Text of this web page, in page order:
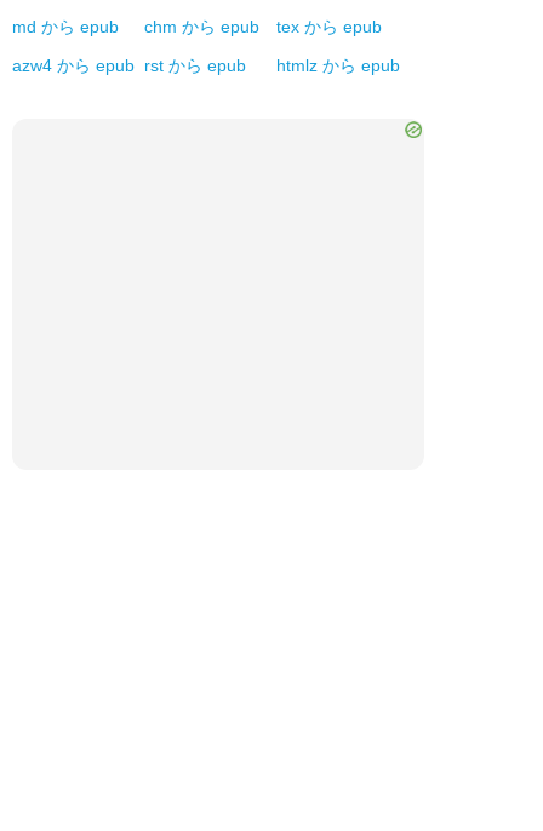
md から epub chm から epub tex から epub
azw4 から epub rst から epub htmlz から epub